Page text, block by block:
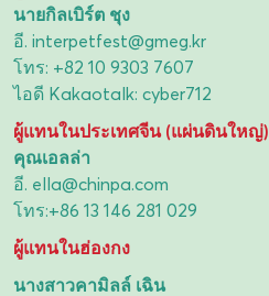
นายกิลเบิร์ต ชุง
อี. interpetfest@gmeg.kr
โทร: +82 10 9303 7607
ไอดี Kakaotalk: cyber712
ผู้แทนในประเทศจีน (แผ่นดินใหญ่)
คุณเอลล่า
อี. ella@chinpa.com
โทร:+86 13 146 281 029
ผู้แทนในฮ่องกง
นางสาวคามิลล์ เฉิน